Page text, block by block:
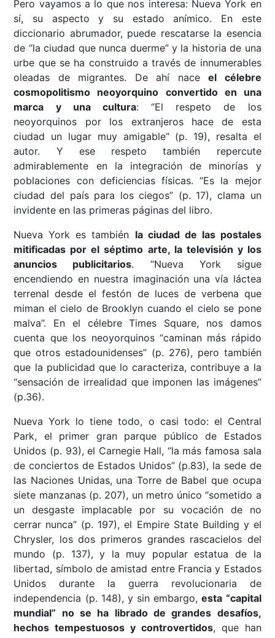
Pero vayamos a lo que nos interesa: Nueva York en
sí, su aspecto y su estado anímico. En este
diccionario abrumador, puede rescatarse la esencia
de “la ciudad que nunca duerme” y la historia de una
urbe que se ha construido a través de innumerables
oleadas de migrantes. De ahí naceel célebre
cosmopolitismo neoyorquino convertido en una
marca y una cultura: “El respeto de los
neoyorquinos por los extranjeros hace de esta
ciudad un lugar muy amigable” (p. 19), resalta el
autor. Y ese respeto también repercute
admirablemente en la integración de minorías y
poblaciones con deficiencias físicas. “Es la mejor
ciudad del país para los ciegos” (p. 17), clama un
invidente en las primeras páginas del libro.
Nueva York es también la ciudad de las postales
mitificadas por el séptimo arte, la televisión y los
anuncios publicitarios. “Nueva York sigue
encendiendo en nuestra imaginación una vía láctea
terrenal desde el festón de luces de verbena que
miman el cielo de Brooklyn cuando el cielo se pone
malva”. En el célebre Times Square, nos damos
cuenta que los neoyorquinos “caminan más rápido
que otros estadounidenses” (p. 276), pero también
que la publicidad que lo caracteriza, contribuye a la
“sensación de irrealidad que imponen las imágenes”
(p.36).
Nueva York lo tiene todo, o casi todo: el Central
Park, el primer gran parque público de Estados
Unidos (p. 93), el Carnegie Hall, “la más famosa sala
de conciertos de Estados Unidos” (p.83), la sede de
las Naciones Unidas, una Torre de Babel que ocupa
siete manzanas (p. 207), un metro único “sometido a
un desgaste implacable por su vocación de no
cerrar nunca” (p. 197), el Empire State Building y el
Chrysler, los dos primeros grandes rascacielos del
mundo (p. 137), y la muy popular estatua de la
libertad, símbolo de amistad entre Francia y Estados
Unidos durante la guerra revolucionaria de
independencia (p. 148), y sin embargo,esta “capital
mundial” no se ha librado de grandes desafíos,
hechos tempestuosos y controvertidos, que han